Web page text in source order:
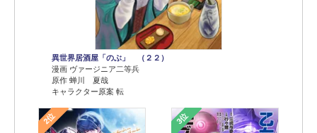
異世界居酒屋「のぶ」 （２２）
漫画 ヴァージニア二等兵
原作 蝉川 夏哉
キャラクター原案 転
2位 3位